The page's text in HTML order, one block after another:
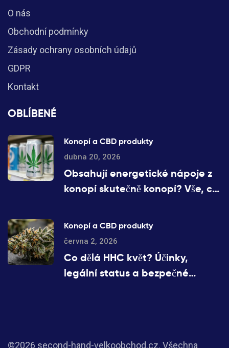
O nás
Obchodní podmínky
Zásady ochrany osobních údajů
GDPR
Kontakt
OBLÍBENÉ
Konopí a CBD produkty
dubna 20, 2026
Obsahují energetické nápoje z
konopí skutečně konopí? Vše, co
Konopí a CBD produkty
června 2, 2026
Co dělá HHC květ? Účinky,
legální status a bezpečné
©2026 second-hand-velkoobchod.cz. Všechna